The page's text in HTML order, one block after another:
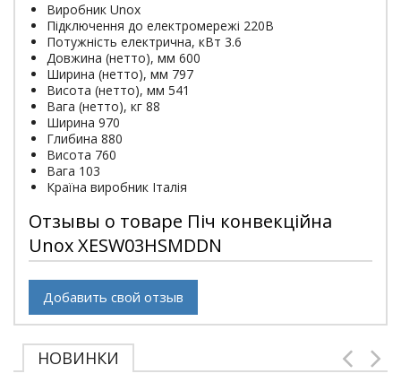
Виробник Unox
Підключення до електромережі 220В
Потужність електрична, кВт 3.6
Довжина (нетто), мм 600
Ширина (нетто), мм 797
Висота (нетто), мм 541
Вага (нетто), кг 88
Ширина 970
Глибина 880
Висота 760
Вага 103
Країна виробник Італія
Отзывы о товаре Піч конвекційна
Unox XESW03HSMDDN
Добавить свой отзыв
НОВИНКИ